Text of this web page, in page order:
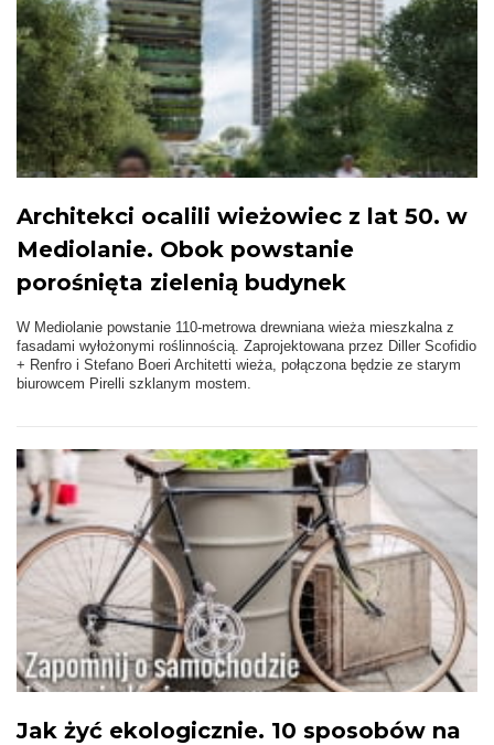
Architekci ocalili wieżowiec z lat 50. w
Mediolanie. Obok powstanie
porośnięta zielenią budynek
W Mediolanie powstanie 110-metrowa drewniana wieża mieszkalna z
fasadami wyłożonymi roślinnością. Zaprojektowana przez Diller Scofidio
+ Renfro i Stefano Boeri Architetti wieża, połączona będzie ze starym
biurowcem Pirelli szklanym mostem.
Jak żyć ekologicznie. 10 sposobów na